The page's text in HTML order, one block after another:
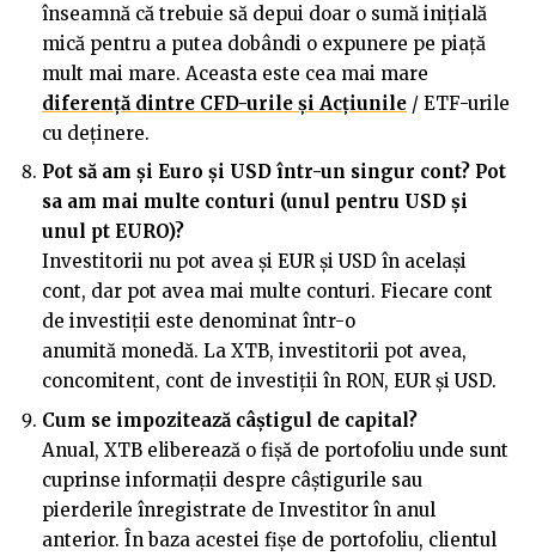
înseamnă că trebuie să depui doar o sumă inițială
mică pentru a putea dobândi o expunere pe piață
mult mai mare. Aceasta este cea mai mare
diferență dintre CFD-urile și Acțiunile / ETF-urile
cu deținere.
Pot să am și Euro și USD într-un singur cont? Pot
sa am mai multe conturi (unul pentru USD și
unul pt EURO)?
Investitorii nu pot avea și EUR și USD în același
cont, dar pot avea mai multe conturi. Fiecare cont
de investiții este denominat într-o
anumită monedă. La XTB, investitorii pot avea,
concomitent, cont de investiții în RON, EUR și USD.
Cum se impozitează câștigul de capital?
Anual, XTB eliberează o fișă de portofoliu unde sunt
cuprinse informații despre câștigurile sau
pierderile înregistrate de Investitor în anul
anterior. În baza acestei fișe de portofoliu, clientul